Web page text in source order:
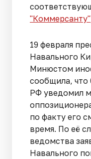
"Коммерсанту"
19 февраля
Навального
Минюстом
сообщила, что
РФ уведомил
по факту его
время. По её
ведомства
Навального